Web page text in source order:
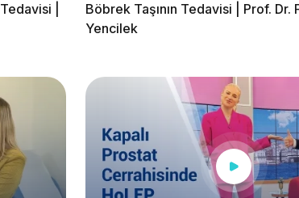
|
Böbrek Taşının Tedavisi | Prof. Dr.
Yencilek